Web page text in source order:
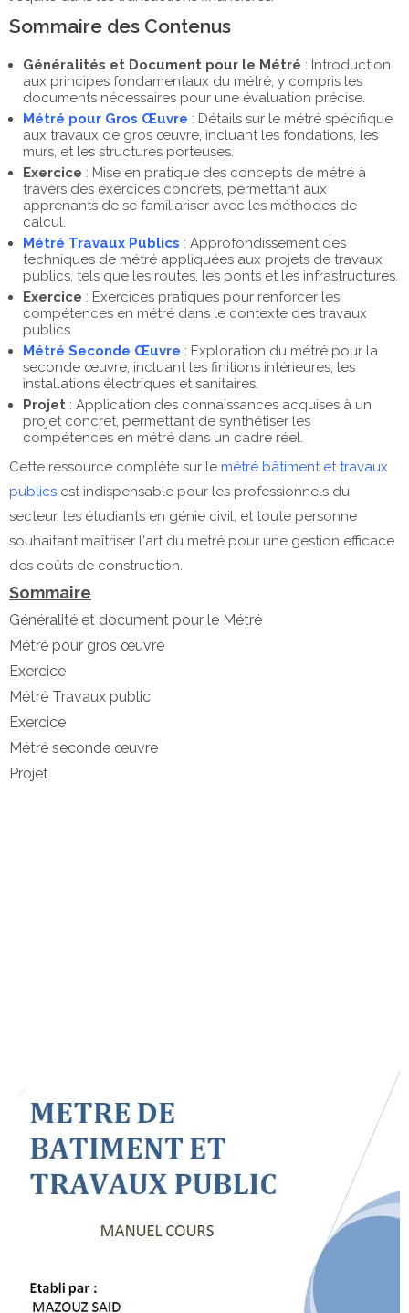
Sommaire des Contenus
Généralités et Document pour le Métré : Introduction
aux principes fondamentaux du métré, y compris les
documents nécessaires pour une évaluation précise.
Métré pour Gros Œuvre : Détails sur le métré spécifique
aux travaux de gros œuvre, incluant les fondations, les
murs, et les structures porteuses.
Exercice : Mise en pratique des concepts de métré à
travers des exercices concrets, permettant aux
apprenants de se familiariser avec les méthodes de
calcul.
Métré Travaux Publics : Approfondissement des
techniques de métré appliquées aux projets de travaux
publics, tels que les routes, les ponts et les infrastructures.
Exercice : Exercices pratiques pour renforcer les
compétences en métré dans le contexte des travaux
publics.
Métré Seconde Œuvre : Exploration du métré pour la
seconde œuvre, incluant les finitions intérieures, les
installations électriques et sanitaires.
Projet : Application des connaissances acquises à un
projet concret, permettant de synthétiser les
compétences en métré dans un cadre réel.
Cette ressource complète sur le métré bâtiment et travaux
publics est indispensable pour les professionnels du
secteur, les étudiants en génie civil, et toute personne
souhaitant maîtriser l'art du métré pour une gestion efficace
des coûts de construction.
Sommaire
Généralité et document pour le Métré
Métré pour gros œuvre
Exercice
Métré Travaux public
Exercice
Métré seconde œuvre
Projet